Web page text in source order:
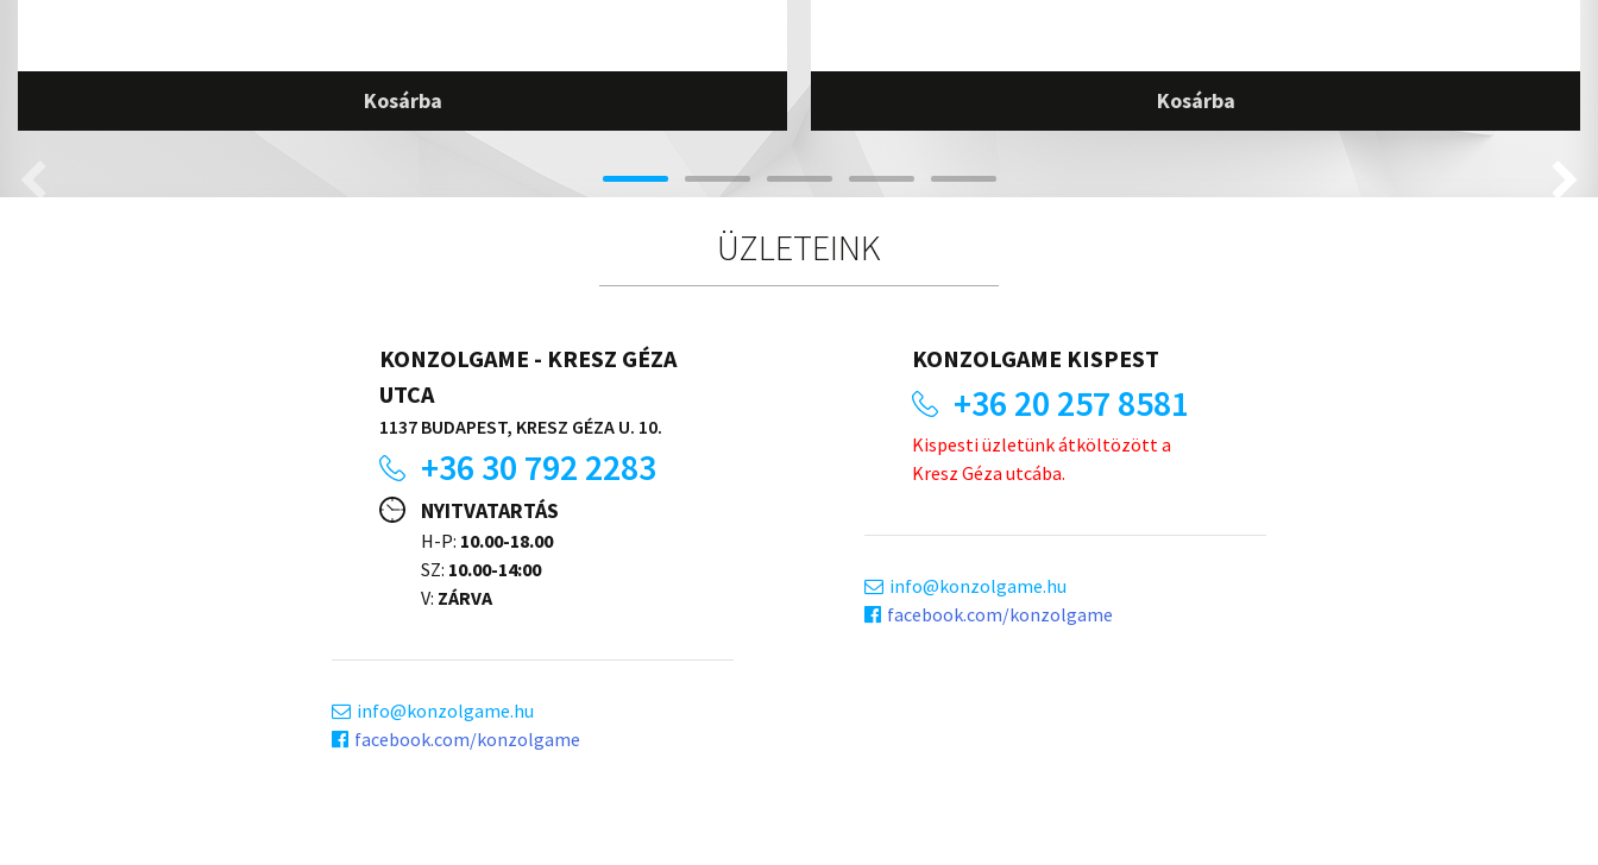
Kosárba Kosárba
ÜZLETEINK
KONZOLGAME - KRESZ GÉZA
UTCA
1137 BUDAPEST, KRESZ GÉZA U. 10.
+36 30 792 2283
NYITVATARTÁS
H-P: 10.00-18.00
SZ: 10.00-14:00
V: ZÁRVA
info
konzolgame.hu
facebook.com/konzolgame
KONZOLGAME KISPEST
+36 20 257 8581
Kispesti üzletünk átköltözött a
Kresz Géza utcába.
info
konzolgame.hu
facebook.com/konzolgame